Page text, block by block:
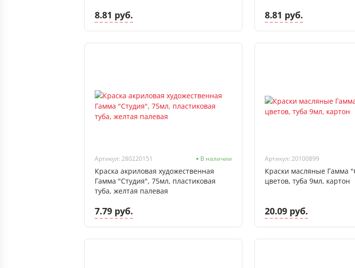
8.81 руб. 8.81 руб.
Артикул: 280220151 В наличии
Краска акриловая художественная
Гамма "Студия", 75мл, пластиковая
туба, желтая палевая
7.79 руб.
Артикул: 20100899
Краски масляные Гамма
цветов, туба 9мл, картон
20.09 руб.